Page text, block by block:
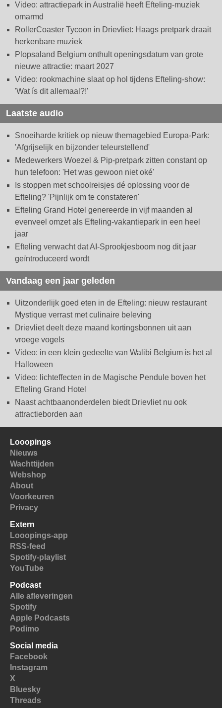
Video: attractiepark in Australië heeft Efteling-muziek
omarmd
RollerCoaster Tycoon in Drievliet: Haags pretpark draait
herkenbare muziek
Plopsaland Belgium onthult openingsdatum van grote
nieuwe attractie: maart 2027
Video: rookmachine slaat op hol tijdens Efteling-show:
'Wat ís dit allemaal?!'
Laatste audio
Snoeiharde kritiek op nieuw themagebied Europa-Park:
'Afgrijselijk en bijzonder teleurstellend'
Medewerkers Woezel & Pip-pretpark zitten constant op
hun telefoon: 'Het was gewoon niet oké'
Is stoppen met schoolreisjes dé oplossing voor de
Efteling? 'Pijnlijk om te constateren'
Efteling Grand Hotel genereerde in vijf maanden al
evenveel omzet als Efteling-vakantiepark in een heel
jaar
Efteling verwacht dat AI-Sprookjesboom nog dit jaar
geïntroduceerd wordt
Vandaag een jaar geleden
Uitzonderlijk goed eten in de Efteling: nieuw restaurant
Mystique verrast met culinaire beleving
Drievliet deelt deze maand kortingsbonnen uit aan
vroege vogels
Video: in een klein gedeelte van Walibi Belgium is het al
Halloween
Video: lichteffecten in de Magische Pendule boven het
Efteling Grand Hotel
Naast achtbaanonderdelen biedt Drievliet nu ook
attractieborden aan
Looopings
Nieuws
Wachttijden
Webshop
About
Voorkeuren
Privacy
Extern
Looopings-app
RSS-feed
Spotify-playlist
YouTube
Podcast
Alle afleveringen
Spotify
Apple Podcasts
Podimo
Social media
Facebook
Instagram
X
Bluesky
Threads